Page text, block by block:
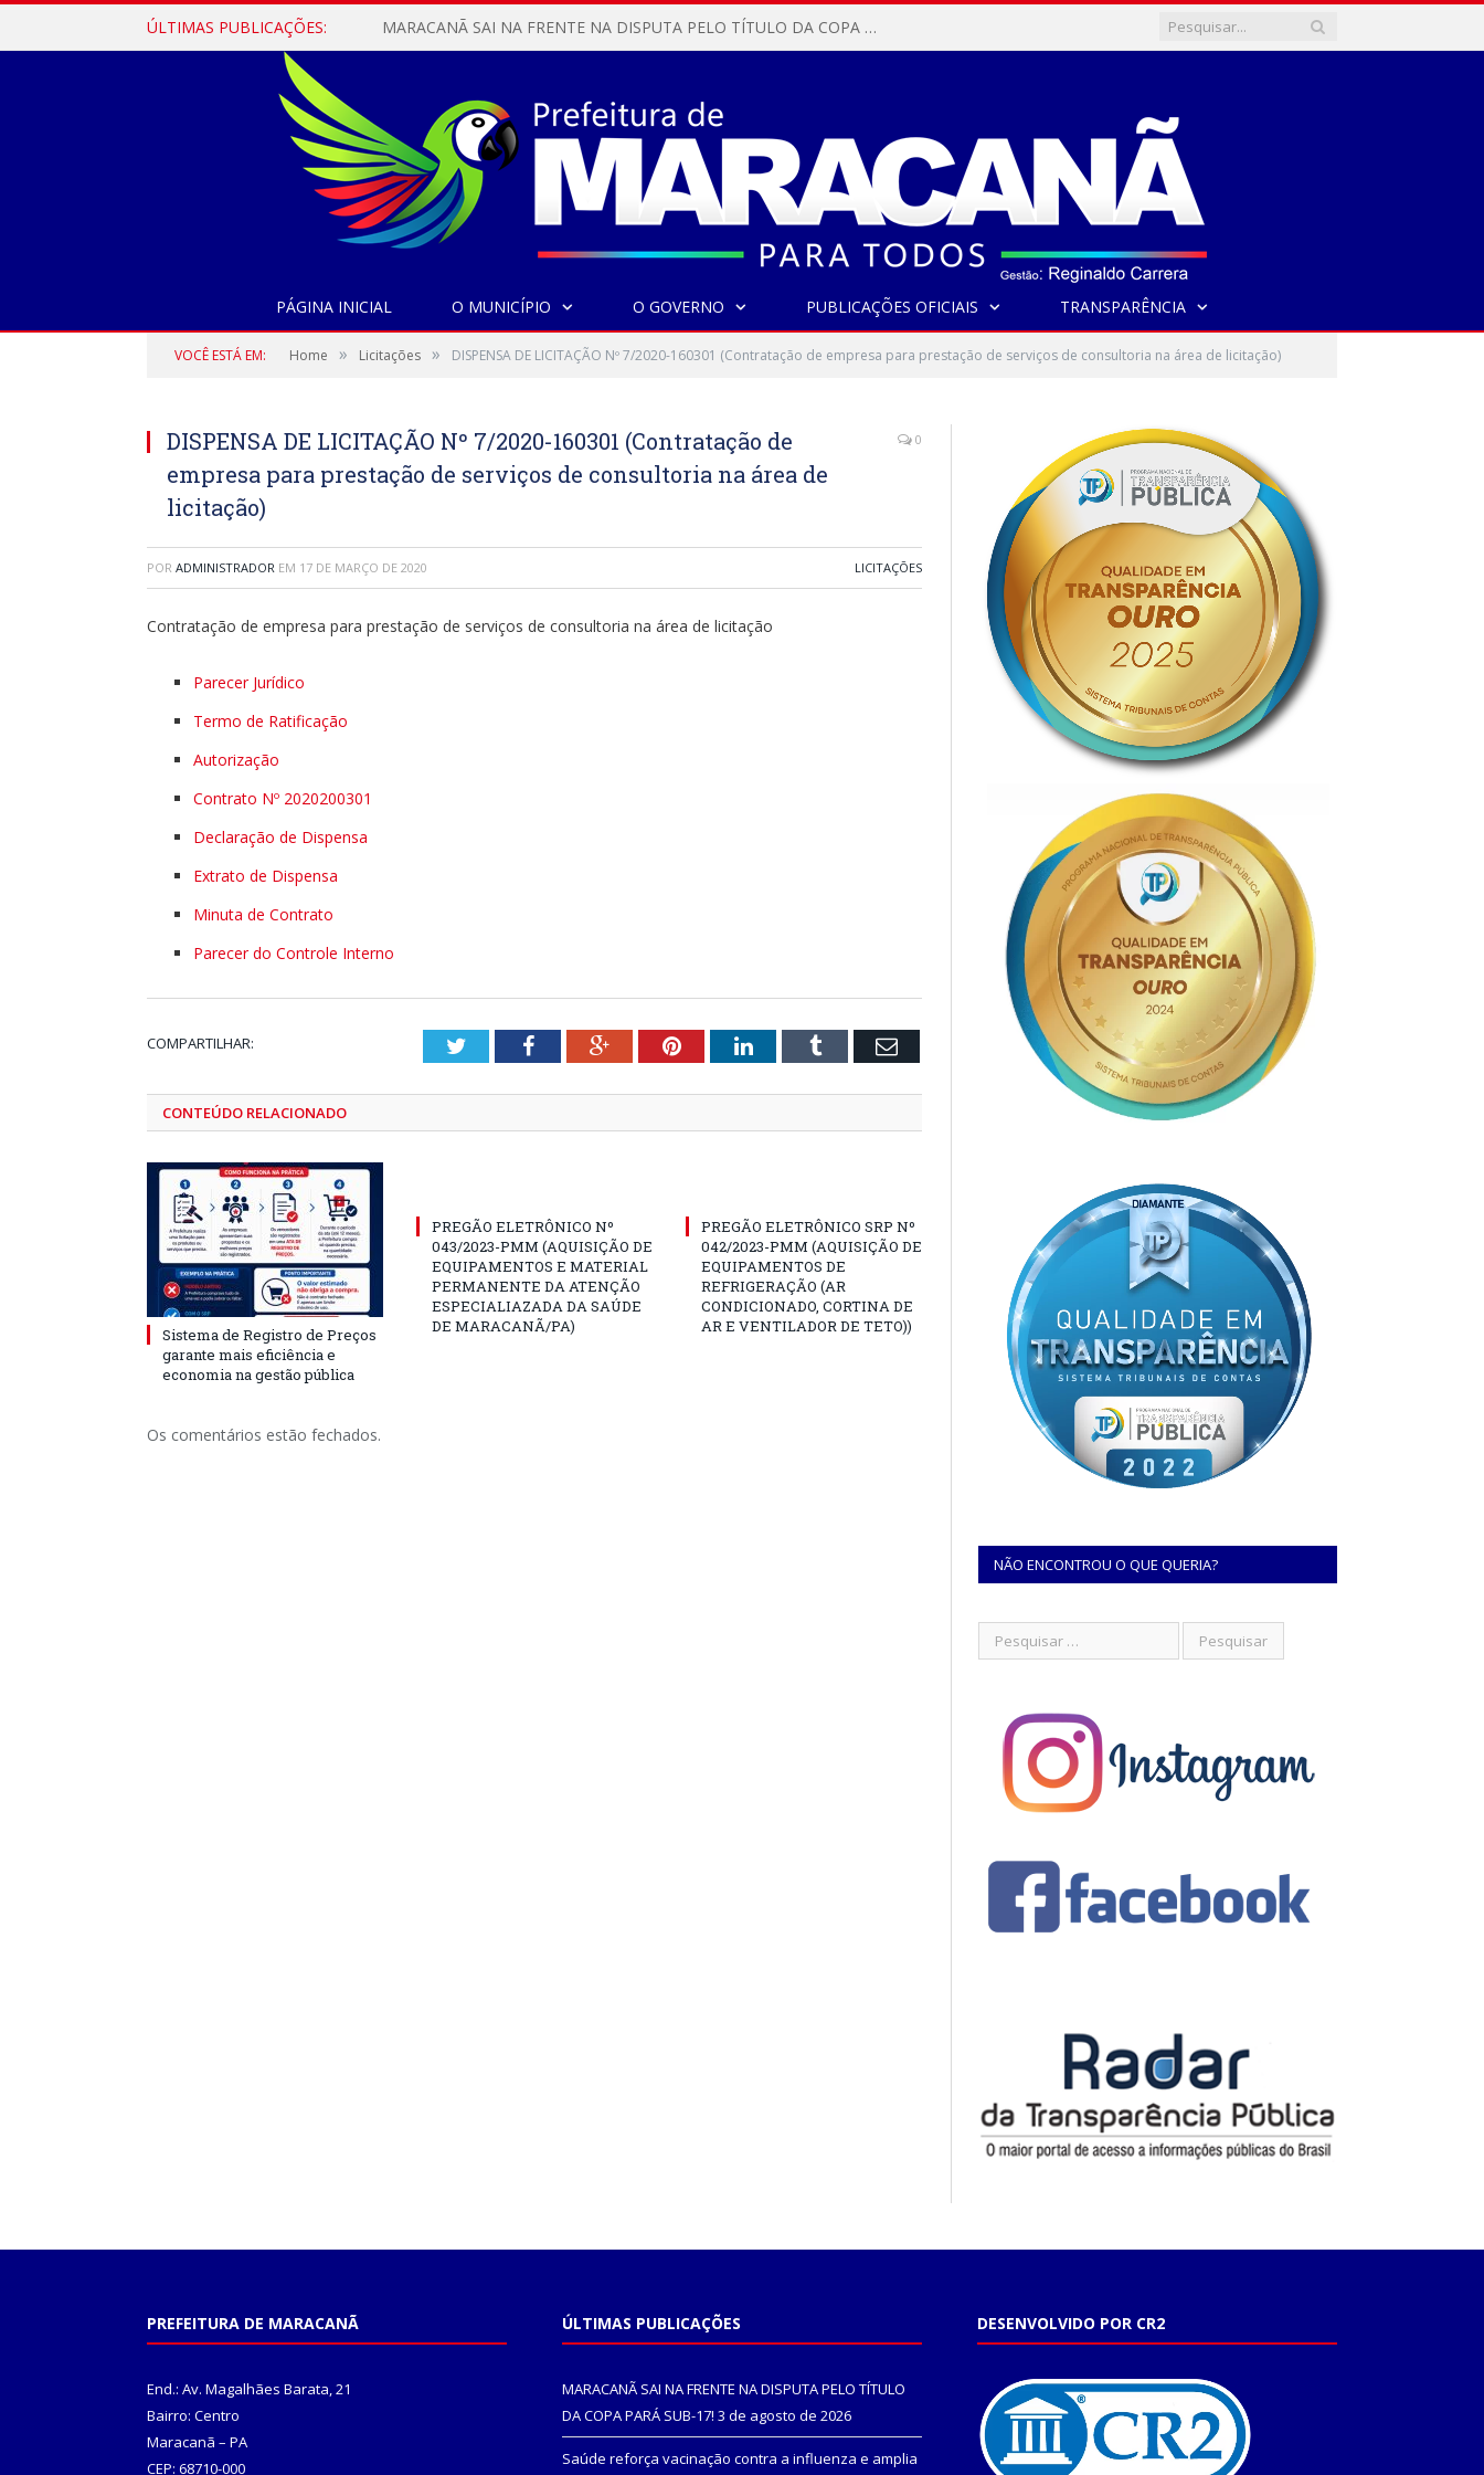
ÚLTIMAS PUBLICAÇÕES: MARACANÃ SAI NA FRENTE NA DISPUTA PELO TÍTULO DA COPA PARÁ SUB-17!
PÁGINA INICIAL O MUNICÍPIO O GOVERNO PUBLICAÇÕES OFICIAIS TRANSPARÊNCIA
VOCÊ ESTÁ EM: Home » Licitações » DISPENSA DE LICITAÇÃO Nº 7/2020-160301 (Contratação de empresa para prestação de serviços de consultoria na área de licitação)
DISPENSA DE LICITAÇÃO Nº 7/2020-160301 (Contratação de
empresa para prestação de serviços de consultoria na área de
licitação)
0
POR ADMINISTRADOR EM 17 DE MARÇO DE 2020 LICITAÇÕES
Contratação de empresa para prestação de serviços de consultoria na área de licitação
Parecer Jurídico
Termo de Ratificação
Autorização
Contrato Nº 2020200301
Declaração de Dispensa
Extrato de Dispensa
Minuta de Contrato
Parecer do Controle Interno
COMPARTILHAR: TwitterFacebookGoogle+PinterestLinkedInTumblr Email
CONTEÚDO RELACIONADO
Sistema de Registro de Preços
garante mais eficiência e
economia na gestão pública
PREGÃO ELETRÔNICO Nº
043/2023-PMM (AQUISIÇÃO DE
EQUIPAMENTOS E MATERIAL
PERMANENTE DA ATENÇÃO
ESPECIALIAZADA DA SAÚDE
DE MARACANÃ/PA)
PREGÃO ELETRÔNICO SRP Nº
042/2023-PMM (AQUISIÇÃO DE
EQUIPAMENTOS DE
REFRIGERAÇÃO (AR
CONDICIONADO, CORTINA DE
AR E VENTILADOR DE TETO))
Os comentários estão fechados.
NÃO ENCONTROU O QUE QUERIA?
PREFEITURA DE MARACANÃ
End.: Av. Magalhães Barata, 21
Bairro: Centro
Maracanã – PA
CEP: 68710-000
ÚLTIMAS PUBLICAÇÕES
MARACANÃ SAI NA FRENTE NA DISPUTA PELO TÍTULO
DA COPA PARÁ SUB-17! 3 de agosto de 2026
Saúde reforça vacinação contra a influenza e amplia
DESENVOLVIDO POR CR2